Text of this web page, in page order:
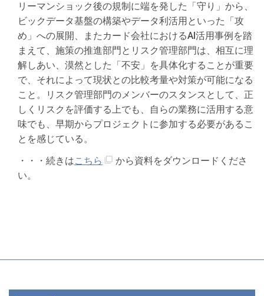
リーマンショック後の規制に端を発した「守り」から、
ビックデータ基盤の構築やデータ利活⽤といった「攻
め」への展開、またカード会社におけるAI活⽤事例を踏
まえて、施策の推進部⾨とリスク管理部⾨は、相互に理
解しあい、漠然とした「不安」を具体化することが重要
で、それによって現状との⽐較考量や対策が可能になる
こと。リスク管理部⾨のメンバーのスタンスとして、正
しくリスクを評価する上でも、⾃らの業務に活⽤する意
味でも、早期からプロジェクトに参加する必要があるこ
とを感じている。
・・・続きはこちら
から資料をダウンロードくださ
い。